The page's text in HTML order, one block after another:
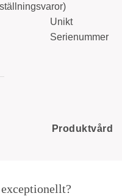
Unikt
Serienummer
Produktvård